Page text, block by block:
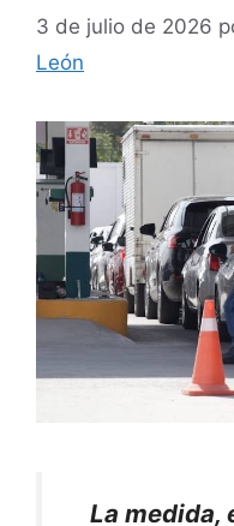
3 de julio de 2026
León
La medida,